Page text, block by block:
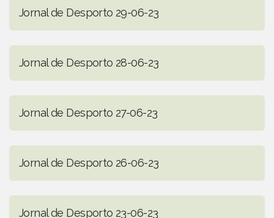
Jornal de Desporto 29-06-23
Jornal de Desporto 28-06-23
Jornal de Desporto 27-06-23
Jornal de Desporto 26-06-23
Jornal de Desporto 23-06-23